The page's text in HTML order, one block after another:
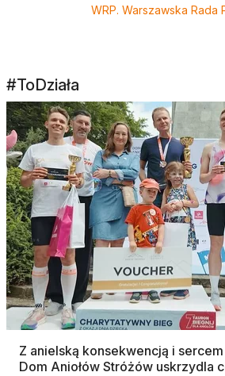
WRP. Warszawska Rada
#ToDziała
Z anielską konsekwencją i
Dom Aniołów Stróżów uskrzydla